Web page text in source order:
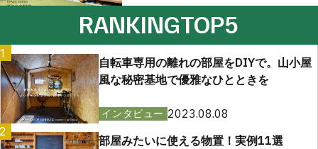
RANKINGTOP5
1
自転車専用の離れの部屋をDIYで。山小屋
風な秘密基地で優雅なひとときを
インタビュー 2023.08.08
2
部屋みたいに使える物置！実例11選